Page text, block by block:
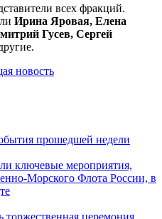
всех фракций.
Ирина Яровая, Елена
Гусев, Сергей
новость
прошедшей недели
ключевые мероприятия,
Морского Флота России, в
торжественная церемония